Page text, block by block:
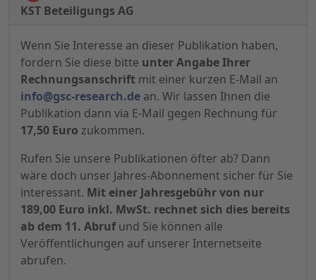
KST Beteiligungs AG
Wenn Sie Interesse an dieser Publikation haben,
fordern Sie diese bitte unter Angabe Ihrer
Rechnungsanschrift mit einer kurzen E-Mail an
info@gsc-research.de an. Wir lassen Ihnen die
Publikation dann via E-Mail gegen Rechnung für
17,50 Euro zukommen.
Rufen Sie unsere Publikationen öfter ab? Dann
wäre doch unser Jahres-Abonnement sicher für Sie
interessant. Mit einer Jahresgebühr von nur
189,00 Euro inkl. MwSt. rechnet sich dies bereits
ab dem 11. Abrufund Sie können alle
Veröffentlichungen auf unserer Internetseite
abrufen.